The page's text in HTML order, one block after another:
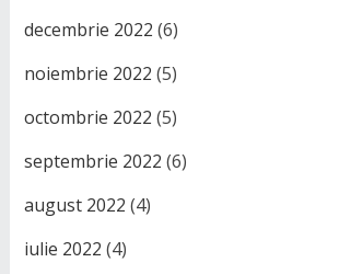
decembrie 2022 (6)
noiembrie 2022 (5)
octombrie 2022 (5)
septembrie 2022 (6)
august 2022 (4)
iulie 2022 (4)